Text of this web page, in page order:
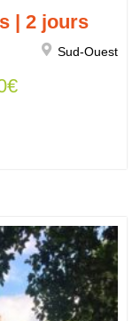
| 2 jours
Sud-Ouest
€